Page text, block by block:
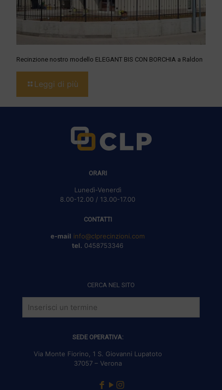
Recinzione nostro modello ELEGANT BIS CON BORCHIA a Raldon
Leggi di più
ORARI
Lunedì-Venerdì
8.00-12.00 / 13.00-17.00
CONTATTI
e-mail info@clprecinzioni.com
tel. 0458753346
CERCA NEL SITO
SEDE OPERATIVA:
Via Monte Fiorino, 1 S. Giovanni Lupatoto
37057 – Verona